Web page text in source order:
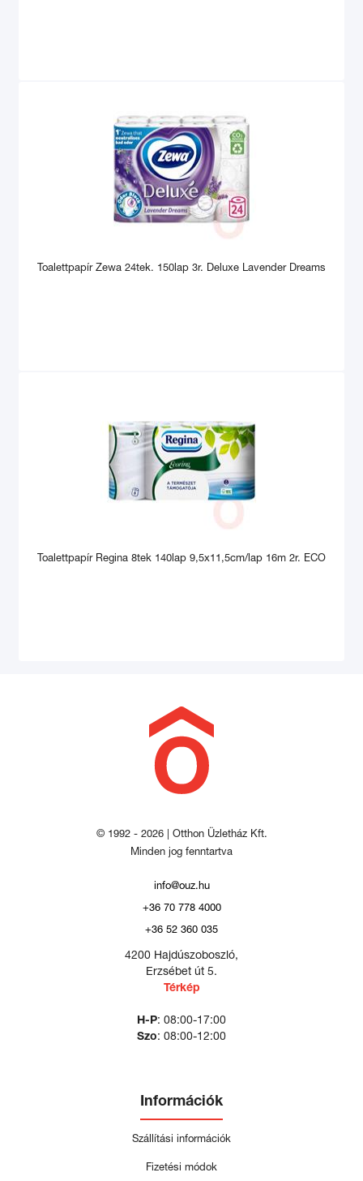
Toalettpapír Zewa 24tek. 150lap 3r. Deluxe Lavender Dreams
Toalettpapír Regina 8tek 140lap 9,5x11,5cm/lap 16m 2r. ECO
© 1992 - 2026 | Otthon Üzletház Kft.
Minden jog fenntartva
info@ouz.hu
+36 70 778 4000
+36 52 360 035
4200 Hajdúszoboszló,
Erzsébet út 5.
Térkép
H-P: 08:00-17:00
Szo: 08:00-12:00
Információk
Szállítási információk
Fizetési módok